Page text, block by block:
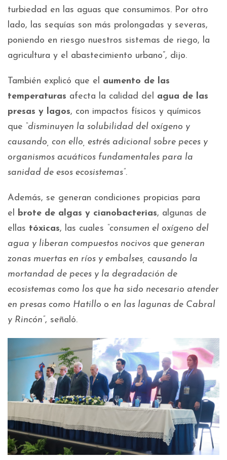
turbiedad en las aguas que consumimos. Por otro
lado, las sequías son más prolongadas y severas,
poniendo en riesgo nuestros sistemas de riego, la
agricultura y el abastecimiento urbano”, dijo.
También explicó que el aumento de las
temperaturas afecta la calidad del agua de las
presas y lagos, con impactos físicos y químicos
que “disminuyen la solubilidad del oxígeno y
causando, con ello, estrés adicional sobre peces y
organismos acuáticos fundamentales para la
sanidad de esos ecosistemas”.
Además, se generan condiciones propicias para
el
brote de algas y cianobacterias, algunas de
ellas tóxicas, las cuales “consumen el oxígeno del
agua y liberan compuestos nocivos que generan
zonas muertas en ríos y embalses, causando la
mortandad de peces y la degradación de
ecosistemas como los que ha sido necesario atender
en presas como Hatillo o en las lagunas de Cabral
y Rincón”, señaló.